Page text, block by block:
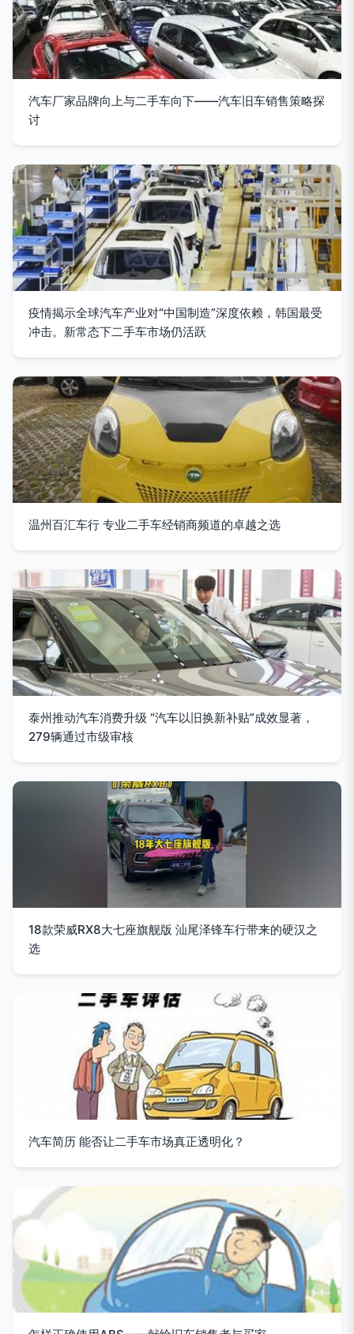
汽车厂家品牌向上与二手车向下——汽车旧车销售策略探
讨
疫情揭示全球汽车产业对“中国制造”深度依赖，韩国最受
冲击。新常态下二手车市场仍活跃
温州百汇车行 专业二手车经销商频道的卓越之选
泰州推动汽车消费升级 “汽车以旧换新补贴”成效显著，
279辆通过市级审核
18款荣威RX8大七座旗舰版 汕尾泽锋车行带来的硬汉之
选
汽车简历 能否让二手车市场真正透明化？